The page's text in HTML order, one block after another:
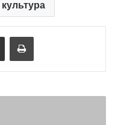
Надіслати електронною поштоюНадрукувати